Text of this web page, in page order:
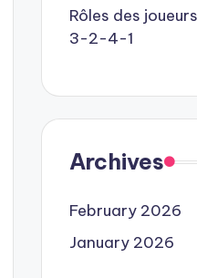
Rôles des
3-2-4-1
Archives
February 2026
January 2026